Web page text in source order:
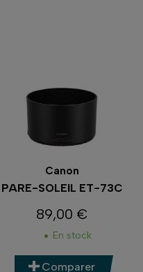
Canon
PARE-SOLEIL ET-73C
Prix
89,00 €
En stock
Comparer